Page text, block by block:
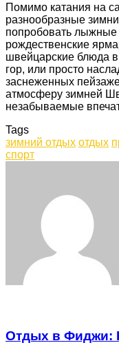
Помимо катания на
разнообразные
попробовать лыжные
рождественские
швейцарские блюда
гор, или просто
заснеженных
атмосферу зимней
незабываемые
Tags
зимний отдых отдых
спорт
Отдых в Фиджи: